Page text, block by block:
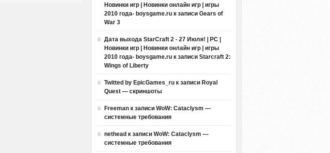
Новинки игр | Новинки онлайн игр | игры
2010 года- boysgame.ru к записи Gears of
War 3
Дата выхода StarCraft 2 - 27 Июля! | PC |
Новинки игр | Новинки онлайн игр | игры
2010 года- boysgame.ru к записи Starcraft 2:
Wings of Liberty
Twitted by EpicGames_ru к записи Royal
Quest — скриншоты
Freeman к записи WoW: Cataclysm —
системные требования
nethead к записи WoW: Cataclysm —
системные требования